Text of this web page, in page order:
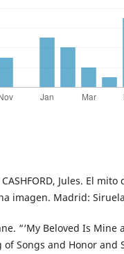
Jules. El mito
imagen. Madrid:
“‘My Beloved Is Mine
of Songs and Honor and